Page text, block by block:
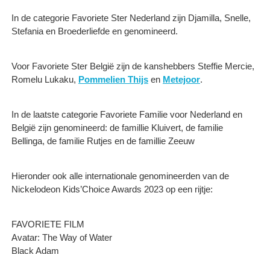
In de categorie Favoriete Ster Nederland zijn Djamilla, Snelle,
Stefania en Broederliefde en genomineerd.
Voor Favoriete Ster België zijn de kanshebbers Steffie Mercie,
Romelu Lukaku, Pommelien Thijs en Metejoor.
In de laatste categorie Favoriete Familie voor Nederland en
België zijn genomineerd: de famillie Kluivert, de familie
Bellinga, de familie Rutjes en de famillie Zeeuw
Hieronder ook alle internationale genomineerden van de
Nickelodeon Kids’Choice Awards 2023 op een rijtje:
FAVORIETE FILM
Avatar: The Way of Water
Black Adam